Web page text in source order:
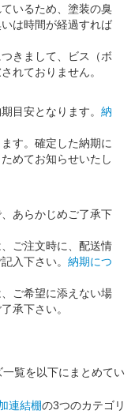
いるため、塗装の臭
は時間が経過すれば
きまして、ビス（ボ
れておりません。
目安となります。 納
す。確定した納期に
めてお知らせいたし
あらかじめご了承下
ご注文時に、配送情
入下さい。 納期につ
ご希望に添えない場
承下さい。
一覧を以下にまとめてい
連結棚の3つのカテゴリ